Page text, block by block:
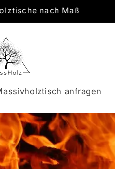
nach deinen Wünschen
anfragen